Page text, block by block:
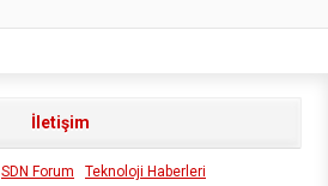
İletişim
SDN Forum
Teknoloji Haberleri